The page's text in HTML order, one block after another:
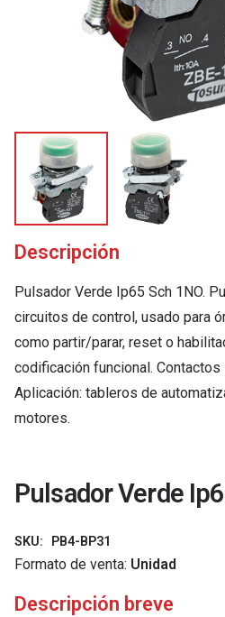
Descripción
Pulsador Verde Ip65 Sch 1NO.
circuitos de control, usado para
como partir/parar, reset o
codificación funcional. Contactos
Aplicación: tableros de
motores.
Pulsador Verde
SKU: PB4-BP31
Formato de venta: Unidad
Descripción breve